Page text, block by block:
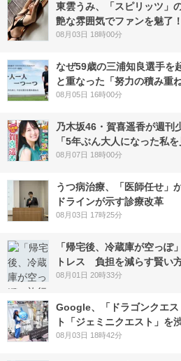
東雲うみ、「スピリッツ」
艶な雰囲気でファンを魅了！
08月03日 18時00分
なぜ59歳の三浦知良選手
と重なった「努力の積み重ね
08月05日 16時00分
乃木坂46・賀喜遥香が週刊
「5年ぶん大人になった私
08月07日 18時00分
うつ病治療、「医師任せ
ドラインが示す診療改革
08月03日 17時25分
「帰宅後、冷蔵庫が空っぽ
トレス 負担を減らす賢い
08月01日 20時33分
Google、「ドラゴンクエ
ト「ジェミニクエスト」を
08月03日 18時42分